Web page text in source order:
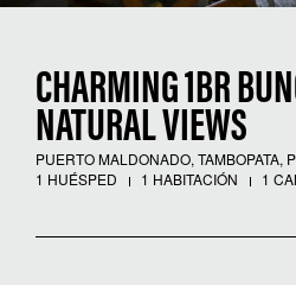
CHARMING 1BR
NATURAL VIEWS
PUERTO MALDONADO, TAMBOPATA,
1 HUÉSPED
1 HABITACIÓN 1